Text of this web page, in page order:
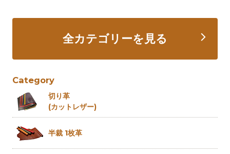
全カテゴリーを見る
Category
切り革
(カットレザー)
半裁 1枚革